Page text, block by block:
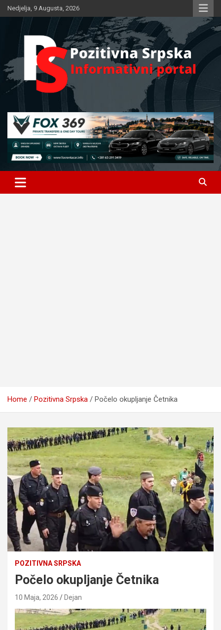
Skip
to
Nedjelja, 9 Augusta, 2026
Pozitivna Srpska
Home Pozitivna Srpska Počelo okupljanje Četnika
POZITIVNA SRPSKA
Počelo okupljanje Četnika
10 Maja, 2026 Dejan